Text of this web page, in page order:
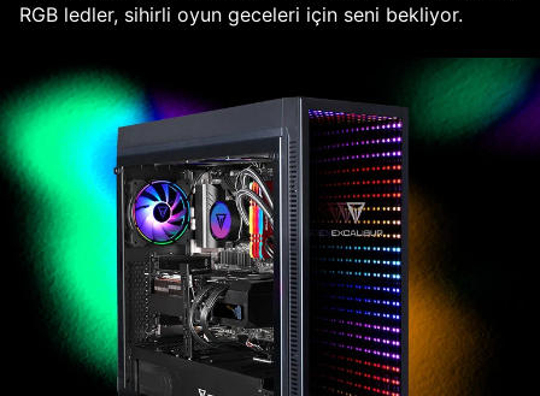
RGB ledler, sihirli oyun geceleri için seni bekliyor.